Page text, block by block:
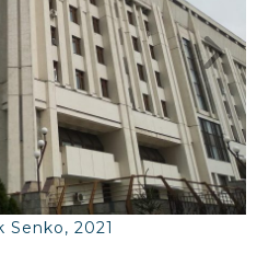
Senko, 2021